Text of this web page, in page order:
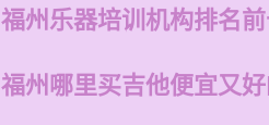
福州乐器培训机构排名
福州哪里买吉他便宜又